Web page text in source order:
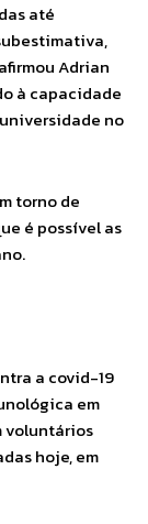
até
Adrian
à capacidade
no
torno de
é possível as
a covid-19
em
voluntários
hoje, em